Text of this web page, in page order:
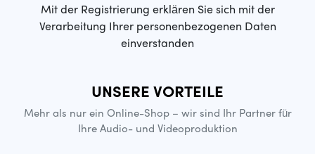
Mit der Registrierung erklären Sie sich mit der
Verarbeitung Ihrer personenbezogenen Daten
einverstanden
UNSERE VORTEILE
Mehr als nur ein Online-Shop – wir sind Ihr Partner für
Ihre Audio- und Videoproduktion